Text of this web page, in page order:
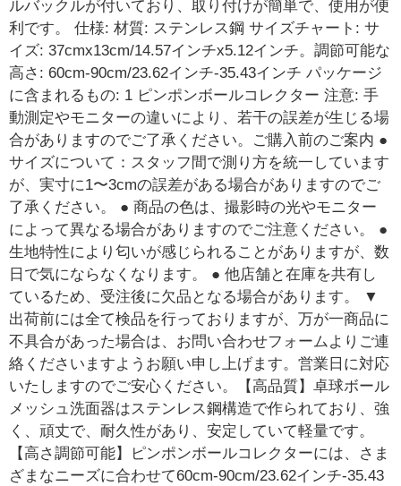
ルバックルが付いており、取り付けが簡単で、使用が便
利です。 仕様: 材質: ステンレス鋼 サイズチャート: サ
イズ: 37cmx13cm/14.57インチx5.12インチ。調節可能な
高さ: 60cm-90cm/23.62インチ-35.43インチ パッケージ
に含まれるもの: 1 ピンポンボールコレクター 注意: 手
動測定やモニターの違いにより、若干の誤差が生じる場
合がありますのでご了承ください。ご購入前のご案内 ●
サイズについて：スタッフ間で測り方を統一しています
が、実寸に1〜3cmの誤差がある場合がありますのでご
了承ください。 ● 商品の色は、撮影時の光やモニター
によって異なる場合がありますのでご注意ください。 ●
生地特性により匂いが感じられることがありますが、数
日で気にならなくなります。 ● 他店舗と在庫を共有し
ているため、受注後に欠品となる場合があります。 ▼
出荷前には全て検品を行っておりますが、万が一商品に
不具合があった場合は、お問い合わせフォームよりご連
絡くださいますようお願い申し上げます。営業日に対応
いたしますのでご安心ください。【高品質】卓球ボール
メッシュ洗面器はステンレス鋼構造で作られており、強
く、頑丈で、耐久性があり、安定していて軽量です。
【高さ調節可能】ピンポンボールコレクターには、さま
ざまなニーズに合わせて60cm-90cm/23.62インチ-35.43